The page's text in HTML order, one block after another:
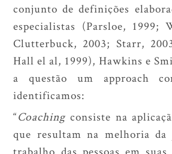
conjunto de definições
especialistas (Parsloe, 1999;
Clutterbuck, 2003; Starr,
Hall el al, 1999), Hawkins e
a questão um approach
identificamos:
“Coachingconsiste na
que resultam na melhoria da
trabalho das pessoas em